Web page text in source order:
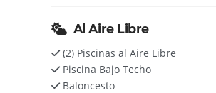
Al Aire Libre
(2) Piscinas al Aire Libre
Piscina Bajo Techo
Baloncesto